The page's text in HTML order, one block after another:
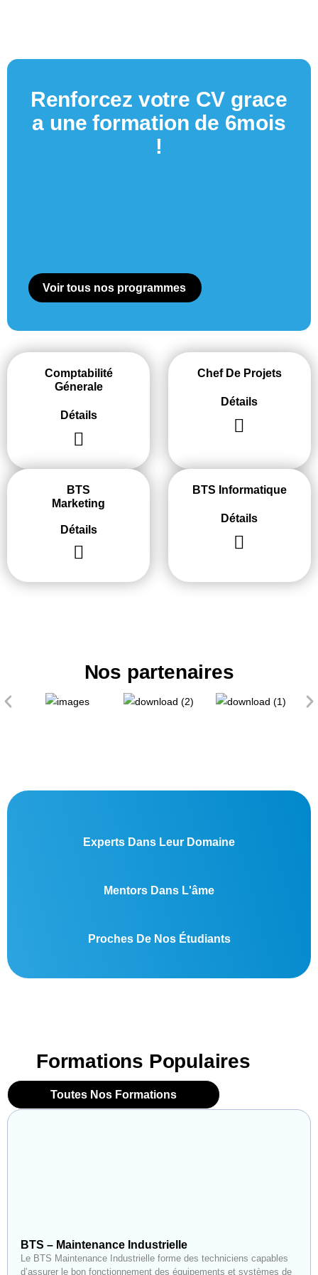
Renforcez votre CV grace
a une formation de 6mois
!
Voir tous nos programmes
Comptabilité
Génerale​
Détails
Chef De Projets
Détails
BTS
Marketing
Détails
BTS Informatique
Détails
Nos partenaires
Experts Dans Leur Domaine
Mentors Dans L'âme
Proches De Nos Étudiants
Formations Populaires
Toutes Nos Formations
BTS – Maintenance Industrielle
Le BTS Maintenance Industrielle forme des techniciens capables
d’assurer le bon fonctionnement des équipements et systèmes de